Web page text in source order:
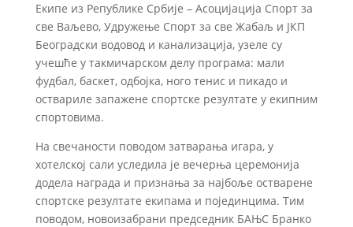
Екипе из Републике Србије – Асоцијација Спорт за
све Ваљево, Удружење Спорт за све Жабаљ и ЈКП
Београдски водовод и канализација, узеле су
учешће у такмичарском делу програма: мали
фудбал, баскет, одбојка, ного тенис и пикадо и
оствариле запажене спортске резултате у екипним
спортовима.
На свечаности поводом затварања игара, у
хотелској сали уследила је вечерња церемонија
додела награда и признања за најбоље остварене
спортске резултате екипама и појединцима. Тим
поводом, новоизабрани председник БАЊС Бранко